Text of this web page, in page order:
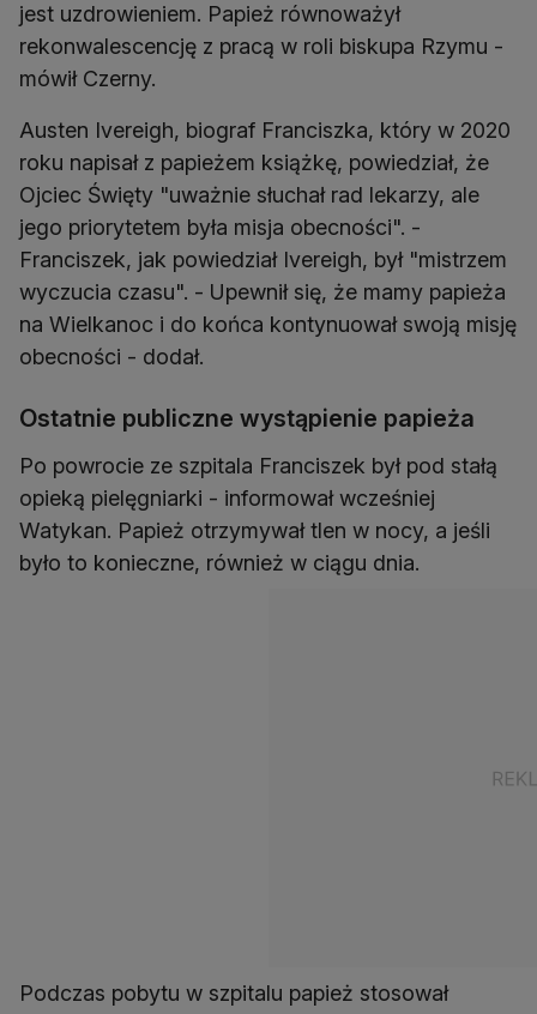
jest uzdrowieniem. Papież równoważył
rekonwalescencję z pracą w roli biskupa Rzymu -
mówił Czerny.
Austen Ivereigh, biograf Franciszka, który w 2020
roku napisał z papieżem książkę, powiedział, że
Ojciec Święty "uważnie słuchał rad lekarzy, ale
jego priorytetem była misja obecności". -
Franciszek, jak powiedział Ivereigh, był "mistrzem
wyczucia czasu". - Upewnił się, że mamy papieża
na Wielkanoc i do końca kontynuował swoją misję
obecności - dodał.
Ostatnie publiczne wystąpienie papieża
Po powrocie ze szpitala Franciszek był pod stałą
opieką pielęgniarki - informował wcześniej
Watykan. Papież otrzymywał tlen w nocy, a jeśli
było to konieczne, również w ciągu dnia.
Podczas pobytu w szpitalu papież stosował